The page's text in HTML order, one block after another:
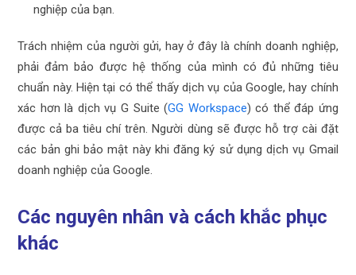
nghiệp của bạn.
Trách nhiệm của người gửi, hay ở đây là chính doanh nghiệp,
phải đảm bảo được hệ thống của mình có đủ những tiêu
chuẩn này. Hiện tại có thể thấy dịch vụ của Google, hay chính
xác hơn là dịch vụ G Suite (GG Workspace) có thể đáp ứng
được cả ba tiêu chí trên. Người dùng sẽ được hỗ trợ cài đặt
các bản ghi bảo mật này khi đăng ký sử dụng dịch vụ Gmail
doanh nghiệp của Google.
Các nguyên nhân và cách khắc phục
khác